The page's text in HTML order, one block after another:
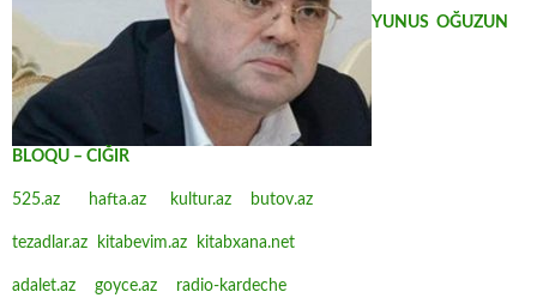
YUNUS OĞUZUN
BLOQU – CIĞIR
525.az hafta.az kultur.az butov.az
tezadlar.az kitabevim.az kitabxana.net
adalet.az goyce.az radio-kardeche